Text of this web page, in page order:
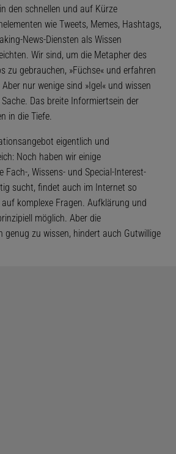
den schnellen und auf Kürze
wie Tweets, Memes, Hashtags,
News-Diensten als Wissen
Wir sind, um die Metapher des
zu gebrauchen, »Füchse« und erfahren
nur wenige sind »Igel« und wissen
Das breite Informiertsein der
in die Tiefe.
eigentlich und
Noch haben wir einige
Fach-, Wissens- und Special-Interest-
sucht, findet auch im Internet so
komplexe Fragen. Aufklärung und
möglich. Aber die
genug zu wissen, hindert auch Gutwillige